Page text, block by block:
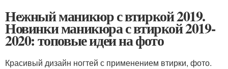
Нежный маникюр с втиркой 2019.
Новинки маникюра с втиркой 2019-
2020: топовые идеи на фото
Красивый дизайн ногтей с применением втирки, фото.